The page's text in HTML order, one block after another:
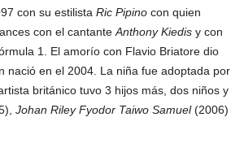
con su estilista Ric Pipinocon quien
con el cantante Anthony Kiedisy con
1. El amorío con Flavio Briatore dio
nació en el 2004. La niña fue adoptada por
británico tuvo 3 hijos más, dos niños y
Johan Riley Fyodor Taiwo Samuel(2006)